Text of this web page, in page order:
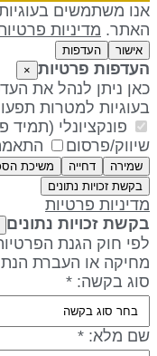
משתמשים בעוגיות
מדיניות פרטיות
אישור העדפות
פרטיות ×
ניתן לנהל את
למטרות
פונקציונלי (תמיד
פרסום
התאמה
שמירה דחייה
משיכת
בקשת זכויות נתונים
פרטיות
זכויות נתונים
חוק הגנת הפרטיות,
או העברת
בקשה: *
מלא: *